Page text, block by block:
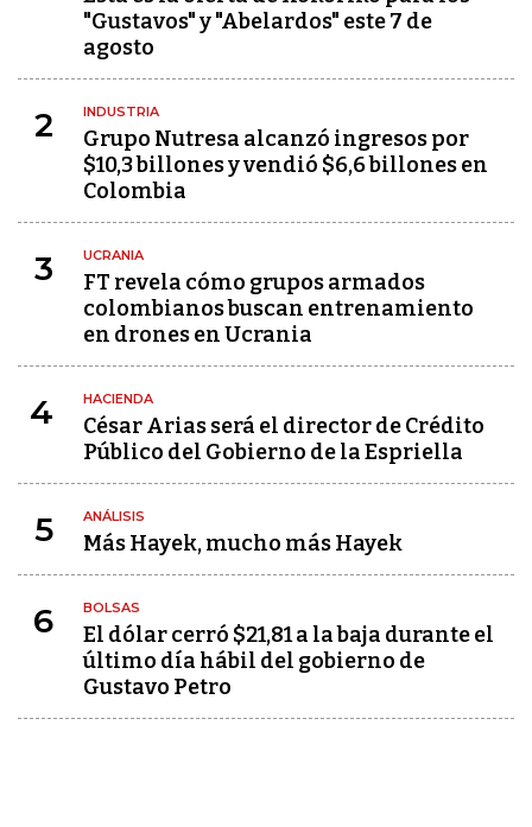
"Gustavos" y "Abelardos" este 7 de
agosto
2 INDUSTRIA
Grupo Nutresa alcanzó ingresos por
$10,3 billones y vendió $6,6 billones en
Colombia
3 UCRANIA
FT revela cómo grupos armados
colombianos buscan entrenamiento
en drones en Ucrania
4 HACIENDA
César Arias será el director de Crédito
Público del Gobierno de la Espriella
5 ANÁLISIS
Más Hayek, mucho más Hayek
6 BOLSAS
El dólar cerró $21,81 a la baja durante el
último día hábil del gobierno de
Gustavo Petro